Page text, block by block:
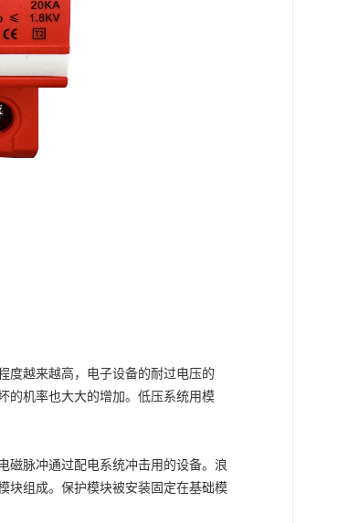
度越来越高，电子设备的耐过电压的
的机率也大大的增加。低压系统用模
磁脉冲通过配电系统冲击用的设备。浪
块组成。保护模块被安装固定在基础模